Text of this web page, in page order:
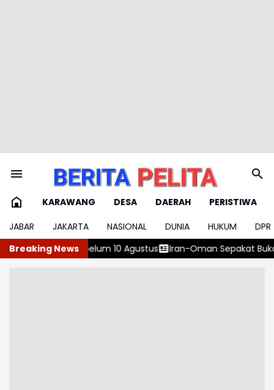
KARAWANG DESA DAERAH
PERISTIWA
JABAR
JAKARTA NASIONAL DUNIA HUKUM
DPR
Breaking News
Agustus Iran-Oman Sepakat Buka Kembali Selat Hormuz 60